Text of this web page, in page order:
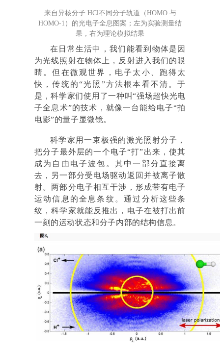
来自异核分子 HCl不同分子轨道（HOMO 与
HOMO-1）的光电子全息图案；左为实验测量结
果，右为理论模拟结果
在日常生活中，我们能看到物体是因
为光线照射在物体上，反射进入我们的眼
睛。但在微观世界，电子太小、跑得太
快，传统的“光照”方法根本看不清。于
是，科学家们使用了一种叫“强场超快光电
子全息术”的技术，就像一台能给电子“拍
电影”的量子显微镜。
科学家用一束极强的激光照射分子，
把分子最外层的一个电子“打”出来，使其
成为自由电子波包。其中一部分直接离
去，另一部分受电场驱动返回并被离子散
射。两部分电子相互干涉，形成带有电子
运动信息的全息条纹。通过分析这些条
纹，科学家就能反推出，电子在被打出前
一刻的运动状态和分子内部的结构信息。